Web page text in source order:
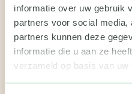
informatie over uw gebruik
partners voor social
partners kunnen deze
informatie die u aan ze
verzameld op basis van uw